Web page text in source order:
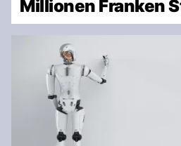
Millionen Franken